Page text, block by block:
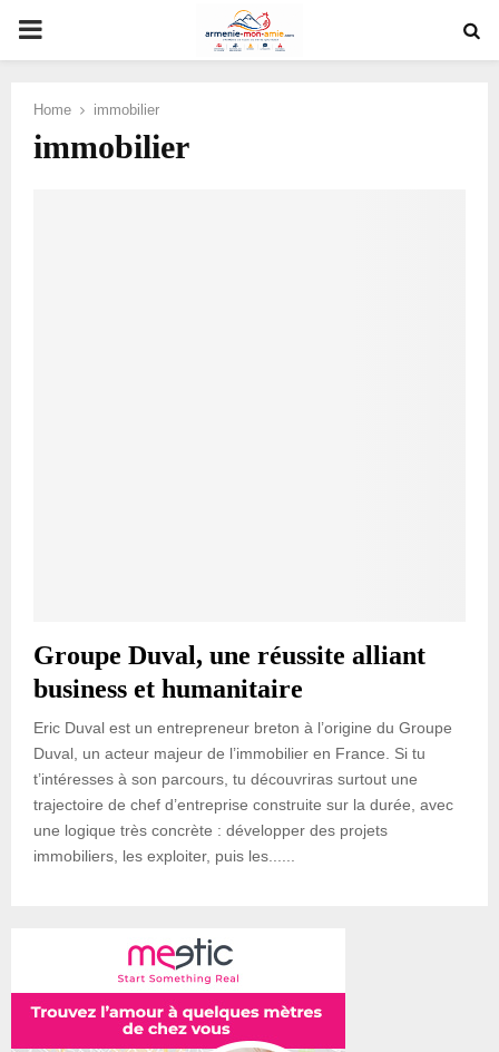
PRIMARY
Home immobilier
immobilier
Groupe Duval, une réussite alliant
business et humanitaire
Eric Duval est un entrepreneur breton à l’origine du Groupe
Duval, un acteur majeur de l’immobilier en France. Si tu
t’intéresses à son parcours, tu découvriras surtout une
trajectoire de chef d’entreprise construite sur la durée, avec
une logique très concrète : développer des projets
immobiliers, les exploiter, puis les......